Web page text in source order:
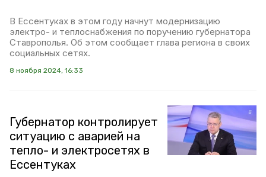
В Ессентуках в этом году начнут модернизацию
электро- и теплоснабжения по поручению губернатора
Ставрополья. Об этом сообщает глава региона в своих
социальных сетях.
8 ноября 2024, 16:33
Губернатор контролирует
ситуацию с аварией на
тепло- и электросетях в
Ессентуках